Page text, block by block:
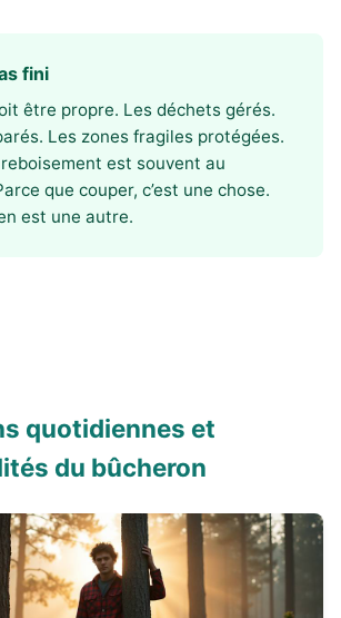
fini
être propre. Les déchets gérés.
Les zones fragiles protégées.
est souvent au
que couper, c’est une chose.
est une autre.
quotidiennes et
du bûcheron